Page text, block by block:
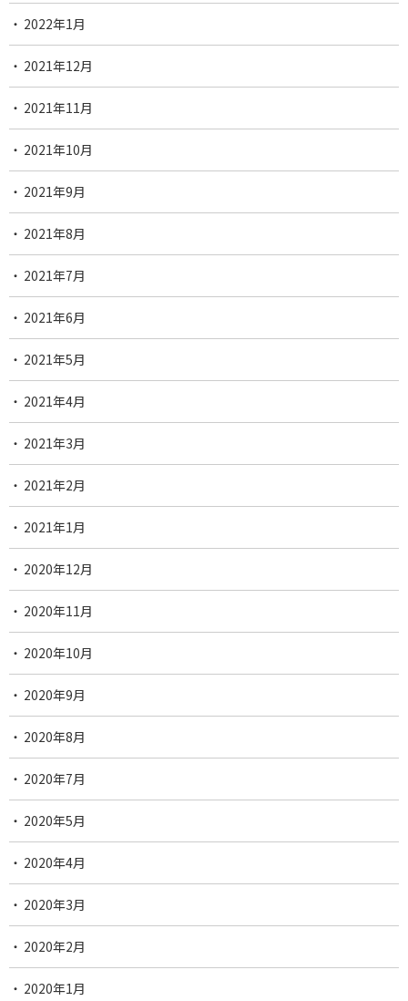
2022年1月
2021年12月
2021年11月
2021年10月
2021年9月
2021年8月
2021年7月
2021年6月
2021年5月
2021年4月
2021年3月
2021年2月
2021年1月
2020年12月
2020年11月
2020年10月
2020年9月
2020年8月
2020年7月
2020年5月
2020年4月
2020年3月
2020年2月
2020年1月